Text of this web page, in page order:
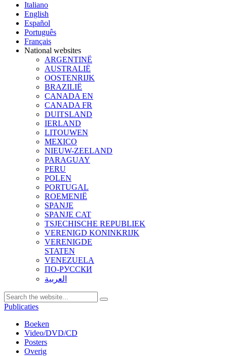
Italiano
English
Español
Português
Français
National websites
ARGENTINË
AUSTRALIË
OOSTENRIJK
BRAZILIË
CANADA EN
CANADA FR
DUITSLAND
IERLAND
LITOUWEN
MEXICO
NIEUW-ZEELAND
PARAGUAY
PERU
POLEN
PORTUGAL
ROEMENIË
SPANJE
SPANJE CAT
TSJECHISCHE REPUBLIEK
VERENIGD KONINKRIJK
VERENIGDE
STATEN
VENEZUELA
ПО-РУССКИ
العربية
Publicaties
Boeken
Video/DVD/CD
Posters
Overig